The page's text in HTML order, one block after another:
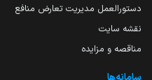
دستورالعمل مدیریت تعارض منافع
نقشه سایت
مناقصه و مزایده